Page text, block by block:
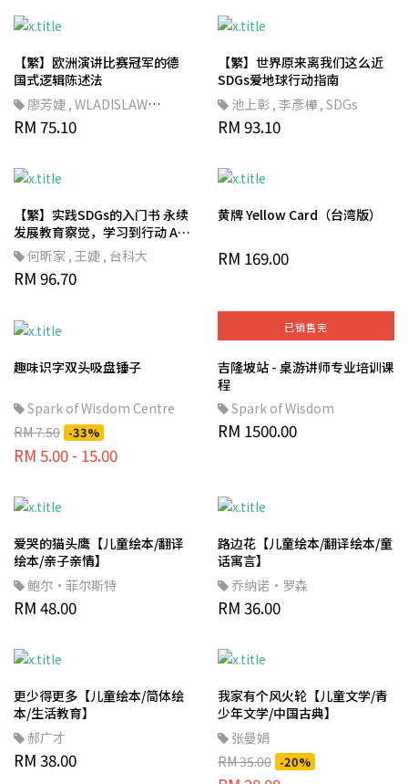
【繁】欧洲演讲比赛冠军的德
国式逻辑陈述法
廖芳婕 , WLADISLAW
JACHTCHENKO賈誠柯
RM 75.10
【繁】世界原来离我们这么近
SDGs爱地球行动指南
池上彰 , 李彥樺 , SDGs
RM 93.10
【繁】实践SDGs的入门书 永续
发展教育察觉，学习到行动 A
Primer for putting SDGs into
practice
何昕家 , 王婕 , 台科大
RM 96.70
黄牌 Yellow Card（台湾版）
RM 169.00
趣味识字双头吸盘锤子
Spark of Wisdom Centre
RM 7.50 -33%
RM 5.00 - 15.00
已销售完
吉隆坡站 - 桌游讲师专业培训课
程
Spark of Wisdom
RM 1500.00
爱哭的猫头鹰【儿童绘本/翻译
绘本/亲子亲情】
鲍尔·菲尔斯特
RM 48.00
路边花【儿童绘本/翻译绘本/童
话寓言】
乔纳诺·罗森
RM 36.00
更少得更多【儿童绘本/简体绘
本/生活教育】
郝广才
RM 38.00
我家有个风火轮【儿童文学/青
少年文学/中国古典】
张曼娟
RM 35.00 -20%